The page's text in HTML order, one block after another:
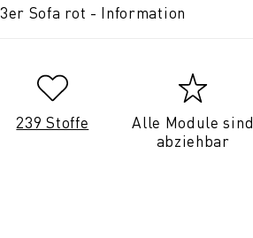
3er Sofa rot - Information
239 Stoffe
Alle Module sind
abziehbar